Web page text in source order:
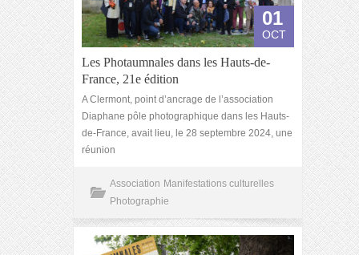
01
OCT
Les Photaumnales dans les Hauts-de-
France, 21e édition
A Clermont, point d’ancrage de l’association
Diaphane pôle photographique dans les Hauts-
de-France, avait lieu, le 28 septembre 2024, une
réunion
Association Manifestations culturelles
Photographie